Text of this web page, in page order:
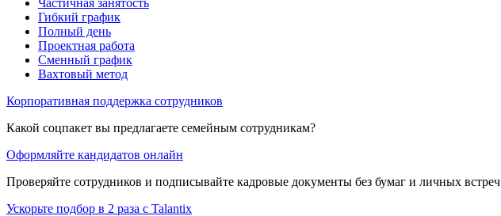
Гибкий график
Полный день
Проектная работа
Сменный график
Вахтовый метод
Корпоративная поддержка сотрудников
Какой соцпакет вы предлагаете семейным сотрудникам?
Оформляйте кандидатов онлайн
Проверяйте сотрудников и подписывайте кадровые документы без бумаг и личных встреч
Ускорьте подбор в 2 раза с Talantix